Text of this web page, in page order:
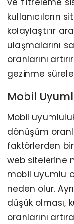
ve filtreleme
kullanıcıların
kolaylaştırır
ulaşmalarını
oranlarını
gezinme
Mobil
Mobil
dönüşüm
faktörlerden
web sitelerine
mobil uyumlu
neden olur.
düşük olması,
oranlarını